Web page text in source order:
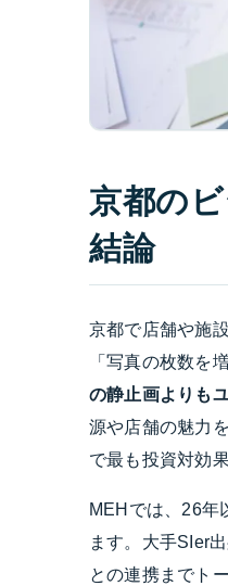
京都の
結論
京都で店舗や施
「写真の枚数を
の静止画よりも
源や店舗の魅力
で最も投資対効
MEHでは、26年
ます。大手SIer
との連携までト